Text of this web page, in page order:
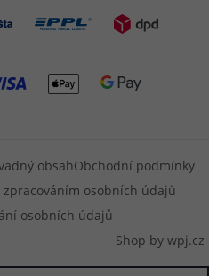
obsahObchodní podmínky
zpracováním osobních údajů
osobních údajů
Shop by wpj.cz